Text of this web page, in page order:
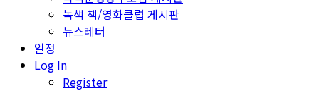
녹색 책/영화클럽 게시판
뉴스레터
일정
Log In
Register